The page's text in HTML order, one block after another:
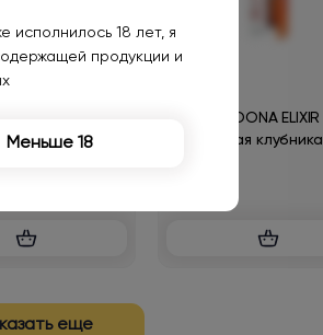
дыня
INFLAVE LOONA ELIXIR
Сливочная клубника
еще
исполнилось 18 лет, я
продукции и
Меньше 18